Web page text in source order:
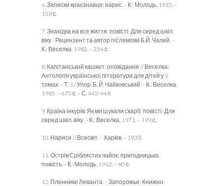
6. Записки краєзнавця: нарис. – К.: Молодь, 1955. –
158 с.
7. Знахідка на все життя: повісті: Для серед шкіл.
віку / Рецензент та автор післямови Б.Й. Чалий. –
К.: Веселка, 1982. – 254 с.
8. Капітанський кашкет: оповідання // Веселка:
Антологія української літератури для дітей у 3
томах. – Т. 3 / Упор. Б. Й. Чайковський. – К.: Веселка,
1985. – 675 с. – С. 445-448.
9. Країна інкурів. Як ми шукали скарб: повісті: Для
серед шкіл. віку. – К.: Веселка, 1971. – 199 с.
10. Нариси // Всесвіт. – Харків. – 1938.
11. Острів Сріблястих чайок: пригодницька
повість. – К.: Молодь, 1962. – 60 с.
12. Пленники Леванта. – Запорожье: Книжно-